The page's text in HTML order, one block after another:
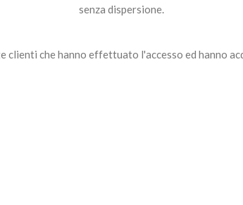
senza dispersione.
clienti che hanno effettuato l'accesso ed hanno